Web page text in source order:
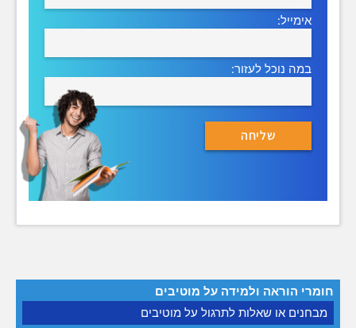
חומרי הוראה ולמידה על מוטיבים
מבחנים או שאלות לתרגול על מוטיבים
אימייל:
במה נוכל לעזור: